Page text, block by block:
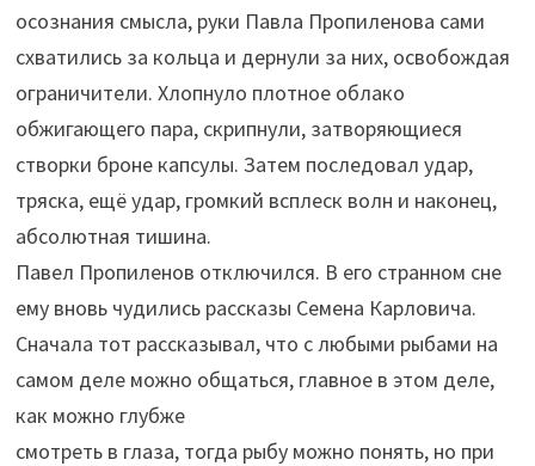
осознания смысла, руки Павла Пропиленова сами
схватились за кольца и дернули за них, освобождая
ограничители. Хлопнуло плотное облако
обжигающего пара, скрипнули, затворяющиеся
створки броне капсулы. Затем последовал удар,
тряска, ещё удар, громкий всплеск волн и наконец,
абсолютная тишина.
Павел Пропиленов отключился. В его странном сне
ему вновь чудились рассказы Семена Карловича.
Сначала тот рассказывал, что с любыми рыбами на
самом деле можно общаться, главное в этом деле,
как можно глубже
смотреть в глаза, тогда рыбу можно понять, но при